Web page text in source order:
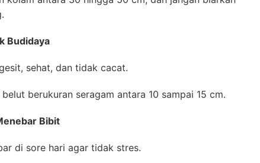
Budidaya
sehat, dan tidak cacat.
berukuran seragam antara 10 sampai 15 cm.
Bibit
di sore hari agar tidak stres.